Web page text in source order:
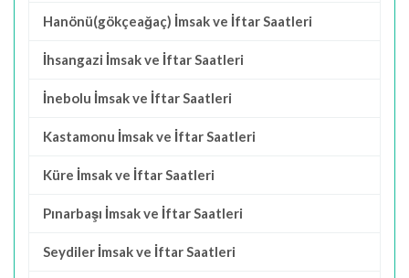
Hanönü(gökçeağaç) İmsak ve İftar Saatleri
İhsangazi İmsak ve İftar Saatleri
İnebolu İmsak ve İftar Saatleri
Kastamonu İmsak ve İftar Saatleri
Küre İmsak ve İftar Saatleri
Pınarbaşı İmsak ve İftar Saatleri
Seydiler İmsak ve İftar Saatleri